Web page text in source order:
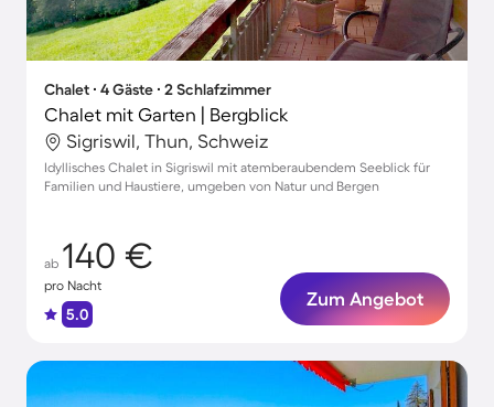
Chalet ∙ 4 Gäste ∙ 2 Schlafzimmer
Chalet mit Garten | Bergblick
Sigriswil, Thun, Schweiz
Idyllisches Chalet in Sigriswil mit atemberaubendem Seeblick für
Familien und Haustiere, umgeben von Natur und Bergen
ab 140 €
pro Nacht
5.0
Zum Angebot